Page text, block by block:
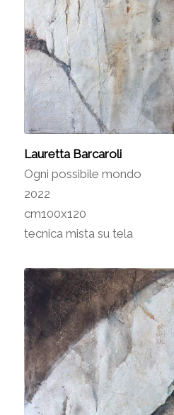
Lauretta Barcaroli
Ogni possibile mondo
2022
cm100x120
tecnica mista su tela